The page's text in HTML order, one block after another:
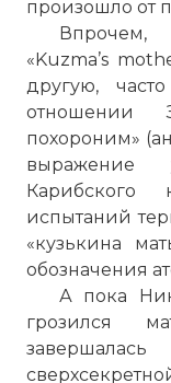
произошло от
Впрочем,
«Kuzma’s
другую,
отношении
похороним»
выражение
Карибского
испытаний
«кузькина
обозначения
А пока
грозился